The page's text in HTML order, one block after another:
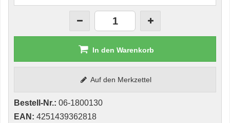
In den Warenkorb
Auf den Merkzettel
Bestell-Nr.: 06-1800130
EAN: 4251439362818